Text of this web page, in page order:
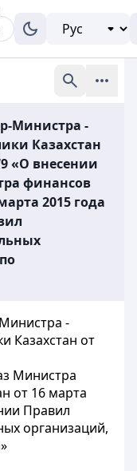
Министра -
Казахстан
«О внесении
финансов
2015 года
-
Казахстан от
Министра
от 16 марта
Правил
организаций,